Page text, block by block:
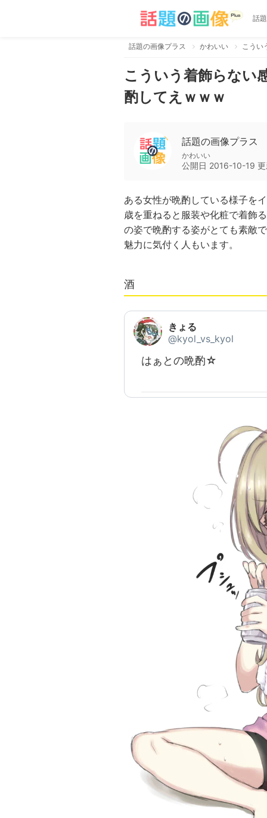
話
話題の画像プラス かわいい こうい
こういう着飾らない
酌してえｗｗｗ
話題の画像プラス
かわいい
公開日 2016-10-19
ある女性が晩酌している様子を
歳を重ねると服装や化粧で着飾
の姿で晩酌する姿がとても素敵
魅力に気付く人もいます。
酒
きょる
@kyol_vs_kyol
はぁとの晩酌☆